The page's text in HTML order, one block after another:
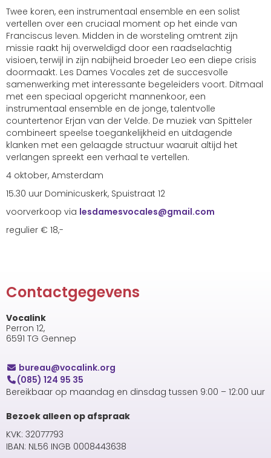
Twee koren, een instrumentaal ensemble en een solist
vertellen over een cruciaal moment op het einde van
Franciscus leven. Midden in de worsteling omtrent zijn
missie raakt hij overweldigd door een raadselachtig
visioen, terwijl in zijn nabijheid broeder Leo een diepe crisis
doormaakt. Les Dames Vocales zet de succesvolle
samenwerking met interessante begeleiders voort. Ditmaal
met een speciaal opgericht mannenkoor, een
instrumentaal ensemble en de jonge, talentvolle
countertenor Erjan van der Velde. De muziek van Spitteler
combineert speelse toegankelijkheid en uitdagende
klanken met een gelaagde structuur waaruit altijd het
verlangen spreekt een verhaal te vertellen.
4 oktober, Amsterdam
15.30 uur Dominicuskerk, Spuistraat 12
voorverkoop via selacovsemadsel@gmail.com
regulier € 18,-
Contactgegevens
Vocalink
Perron 12,
6591 TG Gennep
uaerub@vocalink.org
(085) 124 95 35
Bereikbaar op maandag en dinsdag tussen 9:00 – 12:00 uur
Bezoek alleen op afspraak
KVK: 32077793
IBAN: NL56 INGB 0008443638